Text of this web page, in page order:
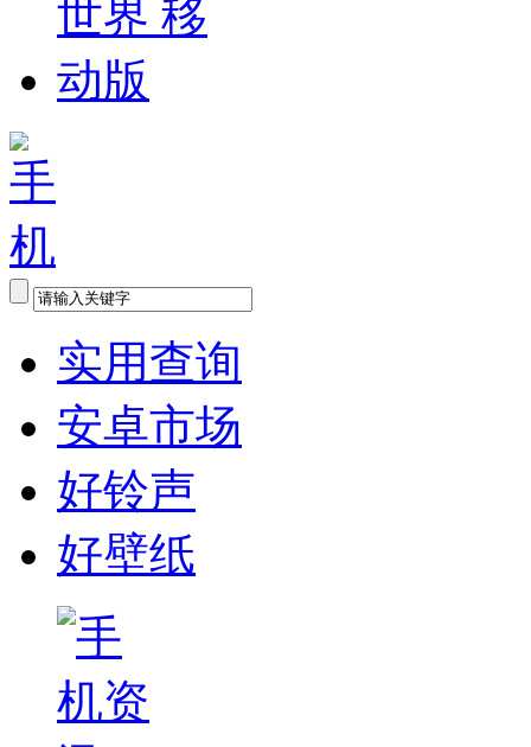
实用查询
安卓市场
好铃声
好壁纸